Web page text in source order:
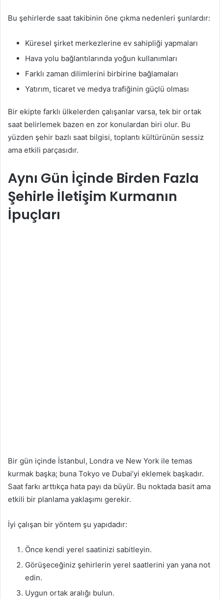
Bu şehirlerde saat takibinin öne çıkma nedenleri şunlardır:
Küresel şirket merkezlerine ev sahipliği yapmaları
Hava yolu bağlantılarında yoğun kullanımları
Farklı zaman dilimlerini birbirine bağlamaları
Yatırım, ticaret ve medya trafiğinin güçlü olması
Bir ekipte farklı ülkelerden çalışanlar varsa, tek bir ortak
saat belirlemek bazen en zor konulardan biri olur. Bu
yüzden şehir bazlı saat bilgisi, toplantı kültürünün sessiz
ama etkili parçasıdır.
Aynı Gün İçinde Birden Fazla
Şehirle İletişim Kurmanın
İpuçları
Bir gün içinde İstanbul, Londra ve New York ile temas
kurmak başka; buna Tokyo ve Dubai’yi eklemek başkadır.
Saat farkı arttıkça hata payı da büyür. Bu noktada basit ama
etkili bir planlama yaklaşımı gerekir.
İyi çalışan bir yöntem şu yapıdadır:
Önce kendi yerel saatinizi sabitleyin.
Görüşeceğiniz şehirlerin yerel saatlerini yan yana not
edin.
Uygun ortak aralığı bulun.